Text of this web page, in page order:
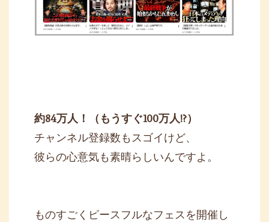
約84万人！（もうすぐ100万人!?）
チャンネル登録数もスゴイけど、
彼らの心意気も素晴らしいんですよ。
ものすごくピースフルなフェスを開催し